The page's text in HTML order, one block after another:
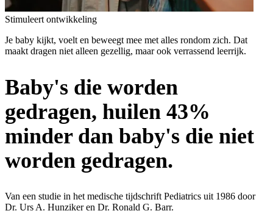
Stimuleert ontwikkeling
Je baby kijkt, voelt en beweegt mee met alles rondom zich. Dat
maakt dragen niet alleen gezellig, maar ook verrassend leerrijk.
Baby's die worden
gedragen, huilen 43%
minder dan baby's die niet
worden gedragen.
Van een studie in het medische tijdschrift Pediatrics uit 1986 door
Dr. Urs A. Hunziker en Dr. Ronald G. Barr.